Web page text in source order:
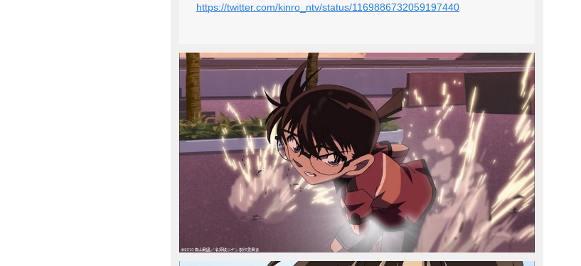
https://twitter.com/kinro_ntv/status/1169886732059197440